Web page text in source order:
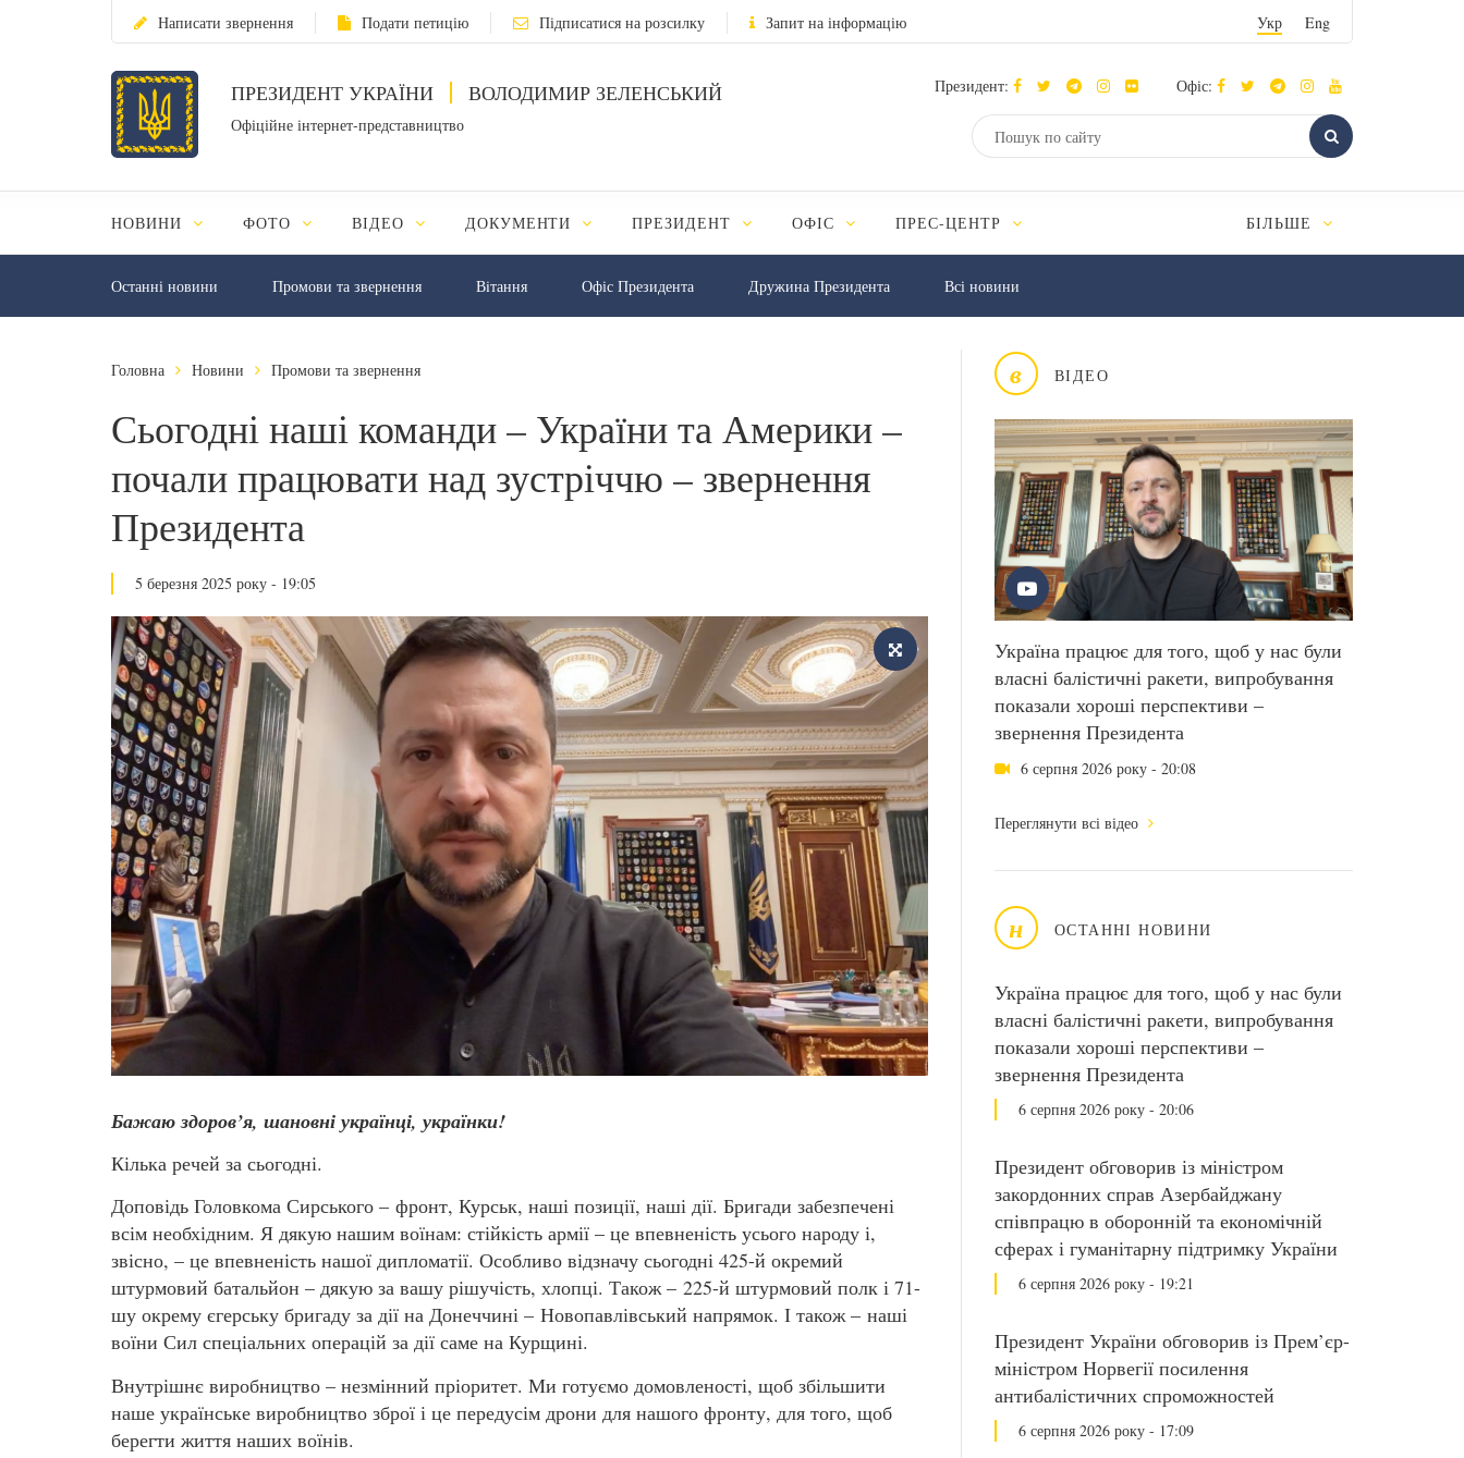
Написати звернення Подати петицію Підписатися на розсилку Запит на інформацію Укр Eng
ПРЕЗИДЕНТ УКРАЇНИ ВОЛОДИМИР ЗЕЛЕНСЬКИЙ
Офіційне інтернет-представництво
Президент: Офіс:
НОВИНИ ФОТО ВІДЕО ДОКУМЕНТИ ПРЕЗИДЕНТ ОФІС ПРЕС-ЦЕНТР БІЛЬШЕ
Останні новини Промови та звернення Вiтання Офіс Президента Дружина Президента Всі новини
в ВІДЕО
Україна працює для того, щоб у нас були
власні балістичні ракети, випробування
показали хороші перспективи –
звернення Президента
6 серпня 2026 року - 20:08
Переглянути всі відео
н ОСТАННІ НОВИНИ
Україна працює для того, щоб у нас були
власні балістичні ракети, випробування
показали хороші перспективи –
звернення Президента
6 серпня 2026 року - 20:06
Президент обговорив із міністром
закордонних справ Азербайджану
співпрацю в оборонній та економічній
сферах і гуманітарну підтримку України
6 серпня 2026 року - 19:21
Президент України обговорив із Прем’єр-
міністром Норвегії посилення
антибалістичних спроможностей
6 серпня 2026 року - 17:09
Головна Новини Промови та звернення
Сьогодні наші команди – України та Америки –
почали працювати над зустріччю – звернення
Президента
5 березня 2025 року - 19:05
Бажаю здоров’я, шановні українці, українки!
Кілька речей за сьогодні.
Доповідь Головкома Сирського – фронт, Курськ, наші позиції, наші дії. Бригади забезпечені
всім необхідним. Я дякую нашим воїнам: стійкість армії – це впевненість усього народу і,
звісно, – це впевненість нашої дипломатії. Особливо відзначу сьогодні 425-й окремий
штурмовий батальйон – дякую за вашу рішучість, хлопці. Також – 225-й штурмовий полк і 71-
шу окрему єгерську бригаду за дії на Донеччині – Новопавлівський напрямок. І також – наші
воїни Сил спеціальних операцій за дії саме на Курщині.
Внутрішнє виробництво – незмінний пріоритет. Ми готуємо домовленості, щоб збільшити
наше українське виробництво зброї і це передусім дрони для нашого фронту, для того, щоб
берегти життя наших воїнів.